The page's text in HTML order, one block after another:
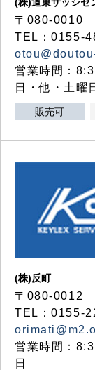
〒080-0010
TEL：0155-
営業時間：
日・他・土曜
販売可
(株)反町
〒080-0012
TEL：0155-
営業時間：
日